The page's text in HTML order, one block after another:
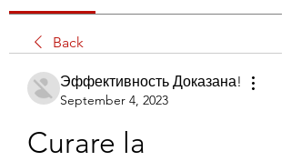
Back
Эффективность Доказана!
September 4, 2023
Curare la